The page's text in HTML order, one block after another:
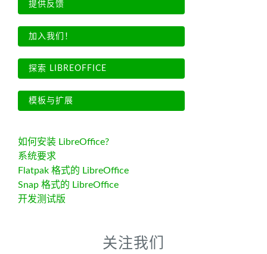
提供反馈
加入我们！
探索 LIBREOFFICE
模板与扩展
如何安装 LibreOffice?
系统要求
Flatpak 格式的 LibreOffice
Snap 格式的 LibreOffice
开发测试版
关注我们